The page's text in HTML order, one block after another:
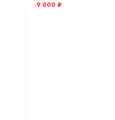
-9 000₽